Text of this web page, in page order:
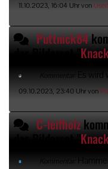
11.10.2023, 16:04 Uhr von
Puttnick84
Kommentar: Es
09.10.2023, 23:40 Uhr von
C-leifholz
Kommentar: